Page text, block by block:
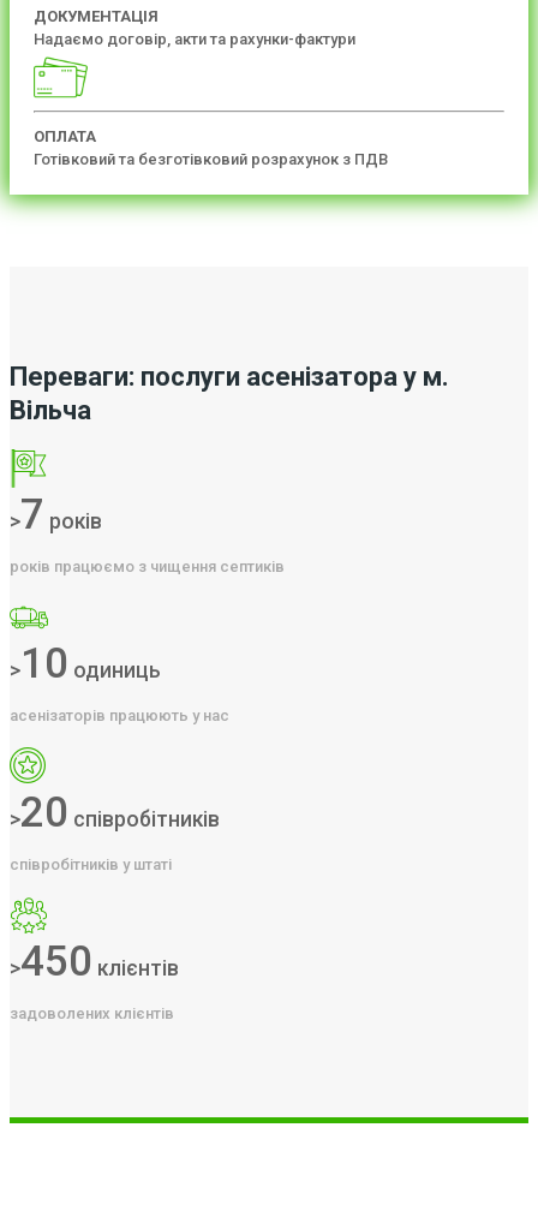
ДОКУМЕНТАЦІЯ
Надаємо договір, акти та рахунки-фактури
ОПЛАТА
Готівковий та безготівковий розрахунок з ПДВ
Переваги: послуги асенізатора у м.
Вільча
>7 років
років працюємо з чищення септиків
>10 одиниць
асенізаторів працюють у нас
>20 співробітників
співробітників у штаті
>450 клієнтів
задоволених клієнтів